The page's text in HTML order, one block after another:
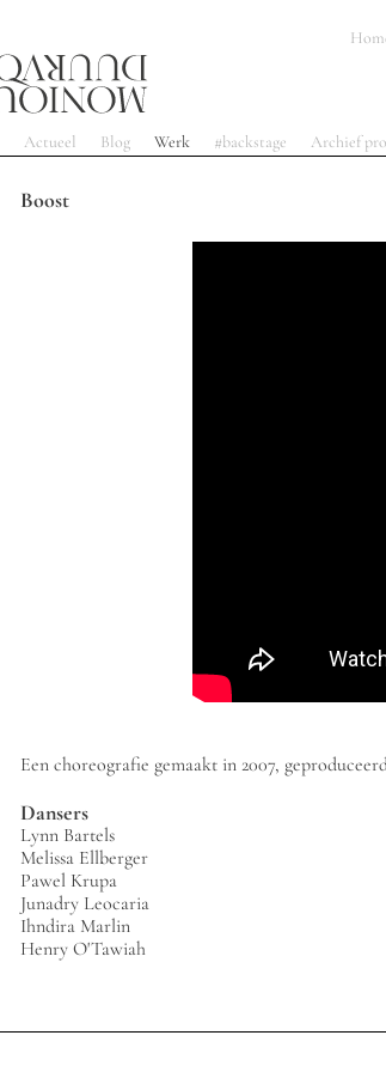
Actueel Blog Werk #backstage Archief
Boost
Een choreografie gemaakt in 2007,
Dansers
Lynn Bartels
Melissa Ellberger
Pawel Krupa
Junadry Leocaria
Ihndira Marlin
Henry O'Tawiah